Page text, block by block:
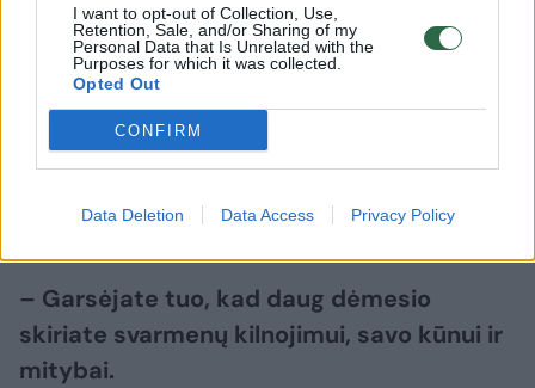
I want to opt-out of Collection, Use,
Retention, Sale, and/or Sharing of my
Personal Data that Is Unrelated with the
Purposes for which it was collected.
Opted Out
CONFIRM
Data Deletion Data Access Privacy Policy
ribų. Prireikė ir laiko, kad pradėčiau jaustis
patogiai, bet dešimt mėnesių yra ilgas
laikotarpis.
rugpjūtį.
– Garsėjate tuo, kad daug dėmesio
skiriate svarmenų kilnojimui, savo kūnui ir
mitybai.